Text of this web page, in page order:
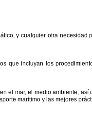
y cualquier otra necesidad
los que incluyan los
en el mar, el medio ambiente, así
marítimo y las mejores